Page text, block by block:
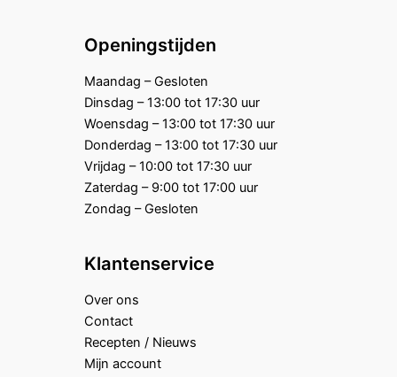
Openingstijden
Maandag – Gesloten
Dinsdag – 13:00 tot 17:30 uur
Woensdag – 13:00 tot 17:30 uur
Donderdag – 13:00 tot 17:30 uur
Vrijdag – 10:00 tot 17:30 uur
Zaterdag – 9:00 tot 17:00 uur
Zondag – Gesloten
Klantenservice
Over ons
Contact
Recepten / Nieuws
Mijn account